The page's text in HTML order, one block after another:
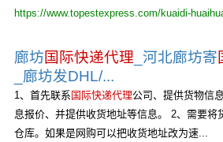
https://www.topestexpress.com/kuaidi-
廊坊国际快递代理 _河北廊坊寄
_廊坊发DHL/...
1、首先联系 国际快递代理公司、提供货物信
息报价、并提供收货地址等信息。 2、需要将
仓库。如果是网购可以把收货地址改为速...